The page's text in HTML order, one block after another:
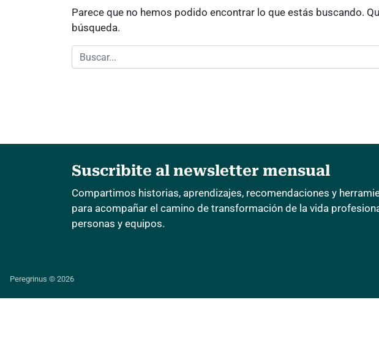
Parece que no hemos podido encontrar lo que estás buscando.
búsqueda.
Buscar:
Suscribite al newsletter mensual
Compartimos historias, aprendizajes, recomendaciones y
para acompañar el camino de transformación de la vida
personas y equipos.
Peregrinus © 2026